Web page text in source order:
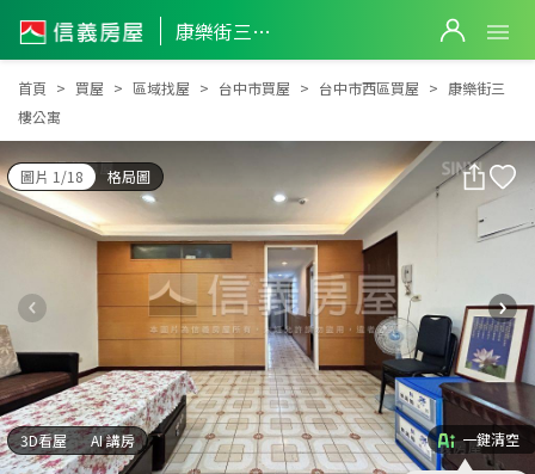
康樂街三樓公寓
康樂街三樓公寓
首頁 買屋 區域找屋 台中市買屋 台中市西區買屋
康樂街三
樓公寓
圖片 1/18 格局圖
3D看屋 AI 講房 一鍵清空